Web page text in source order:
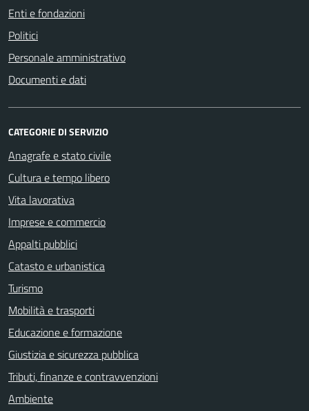
Enti e fondazioni
Politici
Personale amministrativo
Documenti e dati
CATEGORIE DI SERVIZIO
Anagrafe e stato civile
Cultura e tempo libero
Vita lavorativa
Imprese e commercio
Appalti pubblici
Catasto e urbanistica
Turismo
Mobilità e trasporti
Educazione e formazione
Giustizia e sicurezza pubblica
Tributi, finanze e contravvenzioni
Ambiente